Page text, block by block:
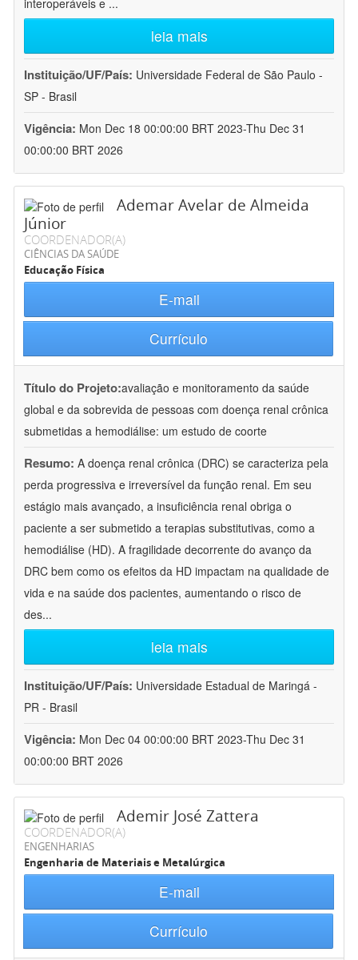
interoperáveis e ...
leia mais
Instituição/UF/País: Universidade Federal de São Paulo -
SP - Brasil
Vigência: Mon Dec 18 00:00:00 BRT 2023-Thu Dec 31
00:00:00 BRT 2026
Ademar Avelar de Almeida
Júnior
COORDENADOR(A)
CIÊNCIAS DA SAÚDE
Educação Física
E-mail
Currículo
Título do Projeto:avaliação e monitoramento da saúde
global e da sobrevida de pessoas com doença renal crônica
submetidas a hemodiálise: um estudo de coorte
Resumo: A doença renal crônica (DRC) se caracteriza pela
perda progressiva e irreversível da função renal. Em seu
estágio mais avançado, a insuficiência renal obriga o
paciente a ser submetido a terapias substitutivas, como a
hemodiálise (HD). A fragilidade decorrente do avanço da
DRC bem como os efeitos da HD impactam na qualidade de
vida e na saúde dos pacientes, aumentando o risco de
des...
leia mais
Instituição/UF/País: Universidade Estadual de Maringá -
PR - Brasil
Vigência: Mon Dec 04 00:00:00 BRT 2023-Thu Dec 31
00:00:00 BRT 2026
Ademir José Zattera
COORDENADOR(A)
ENGENHARIAS
Engenharia de Materiais e Metalúrgica
E-mail
Currículo